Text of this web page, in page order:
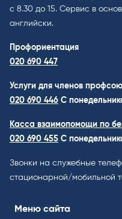
с 8.30 до 15. Cервис в
английски.
Профориентация
020 690 447
Услуги для членов
020 690 446 C
Касса взаимопомощи по
020 690 455 С
Звонки на служебные
стационарной/мобильной
Меню сайта